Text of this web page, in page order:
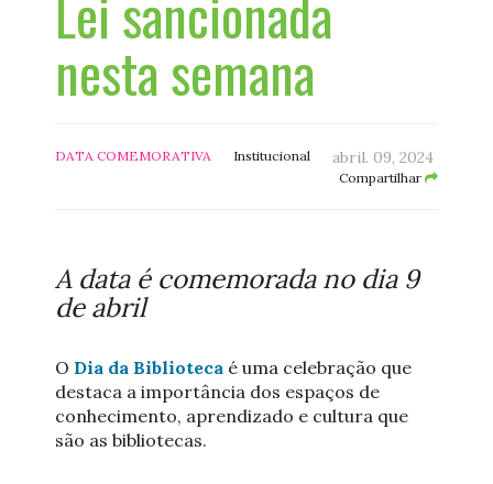
nesta semana
DATA COMEMORATIVA Institucional abril. 09, 2024
Compartilhar
A data é comemorada no dia 9
de abril
O Dia da Biblioteca é uma celebração que
destaca a importância dos espaços de
conhecimento, aprendizado e cultura que
são as bibliotecas.